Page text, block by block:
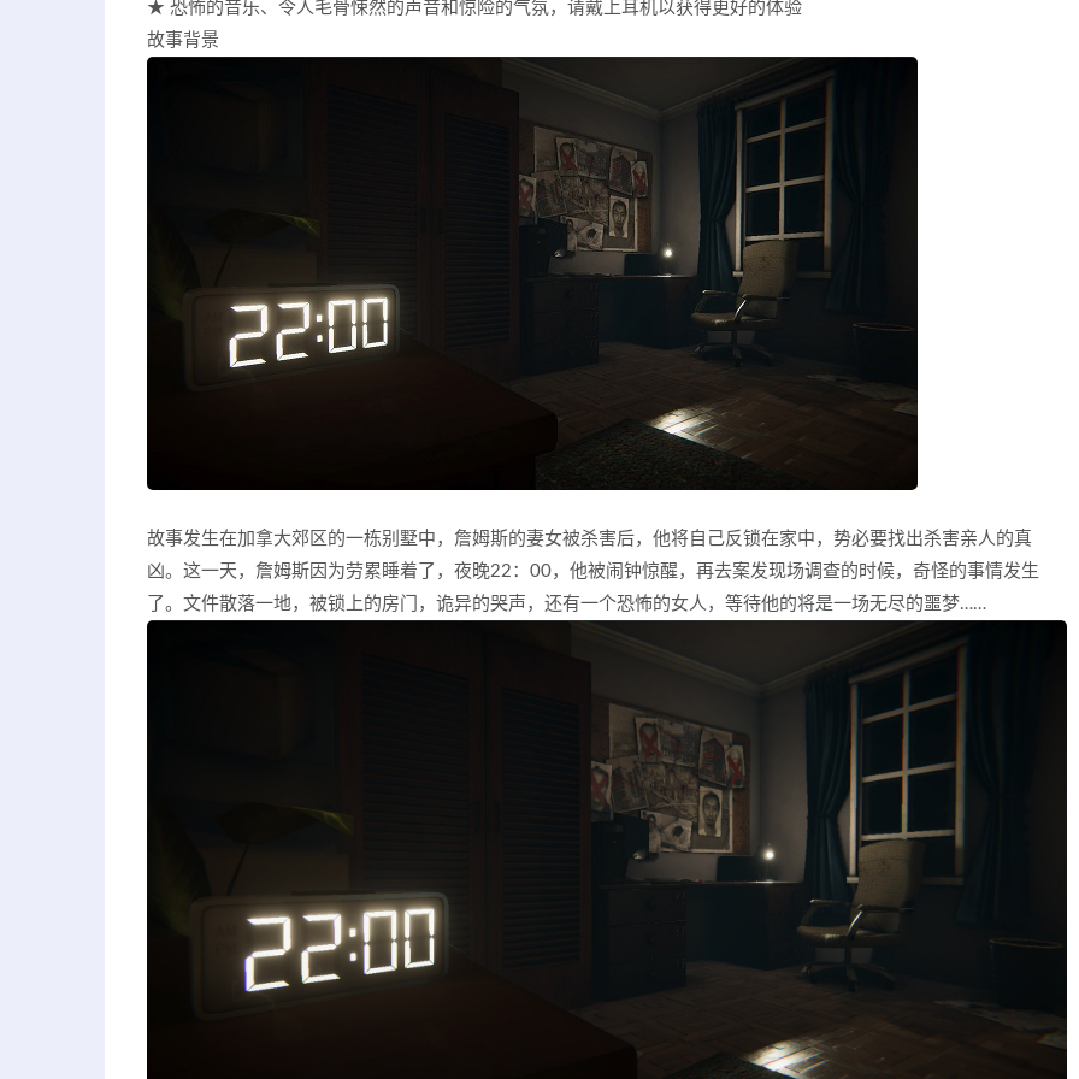
★ 恐怖的音乐、令人毛骨悚然的声音和惊险的气氛，请戴上耳机以获得更好的体验
故事背景
故事发生在加拿大郊区的一栋别墅中，詹姆斯的妻女被杀害后，他将自己反锁在家中，势必要找出杀害亲人的真
凶。这一天，詹姆斯因为劳累睡着了，夜晚22：00，他被闹钟惊醒，再去案发现场调查的时候，奇怪的事情发生
了。文件散落一地，被锁上的房门，诡异的哭声，还有一个恐怖的女人，等待他的将是一场无尽的噩梦……